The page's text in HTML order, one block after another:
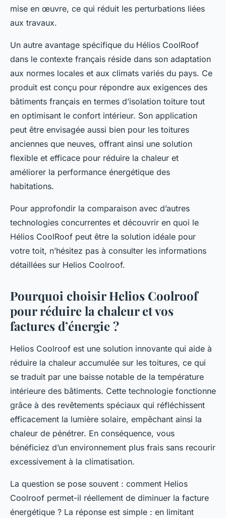
mise en œuvre, ce qui réduit les perturbations liées
aux travaux.
Un autre avantage spécifique du Hélios CoolRoof
dans le contexte français réside dans son adaptation
aux normes locales et aux climats variés du pays. Ce
produit est conçu pour répondre aux exigences des
bâtiments français en termes d’isolation toiture tout
en optimisant le confort intérieur. Son application
peut être envisagée aussi bien pour les toitures
anciennes que neuves, offrant ainsi une solution
flexible et efficace pour réduire la chaleur et
améliorer la performance énergétique des
habitations.
Pour approfondir la comparaison avec d’autres
technologies concurrentes et découvrir en quoi le
Hélios CoolRoof peut être la solution idéale pour
votre toit, n’hésitez pas à consulter les informations
détaillées sur Helios Coolroof.
Pourquoi choisir Helios Coolroof
pour réduire la chaleur et vos
factures d’énergie ?
Helios Coolroof est une solution innovante qui aide à
réduire la chaleur accumulée sur les toitures, ce qui
se traduit par une baisse notable de la température
intérieure des bâtiments. Cette technologie fonctionne
grâce à des revêtements spéciaux qui réfléchissent
efficacement la lumière solaire, empêchant ainsi la
chaleur de pénétrer. En conséquence, vous
bénéficiez d’un environnement plus frais sans recourir
excessivement à la climatisation.
La question se pose souvent : comment Helios
Coolroof permet-il réellement de diminuer la facture
énergétique ? La réponse est simple : en limitant